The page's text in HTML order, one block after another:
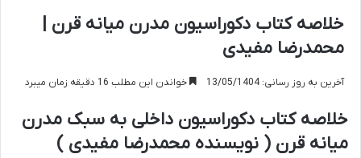
خلاصه کتاب دکوراسیون مدرن میانه قرن |
محمدرضا مفیدی
آخرین به روز رسانی: 13/05/1404 خواندن این مطلب 16 دقیقه زمان میبرد
خلاصه کتاب دکوراسیون داخلی به سبک مدرن
میانه قرن ( نویسنده محمدرضا مفیدی )